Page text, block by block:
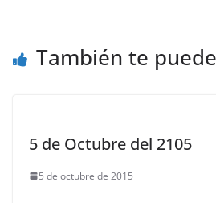
También te
5 de Octubre del 2105
5 de octubre de 2015